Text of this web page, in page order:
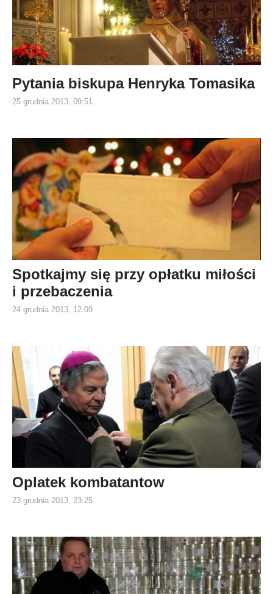
Pytania biskupa Henryka Tomasika
25 grudnia 2013, 09:51
Spotkajmy się przy opłatku miłości
i przebaczenia
24 grudnia 2013, 12:09
Oplatek kombatantow
23 grudnia 2013, 23:25